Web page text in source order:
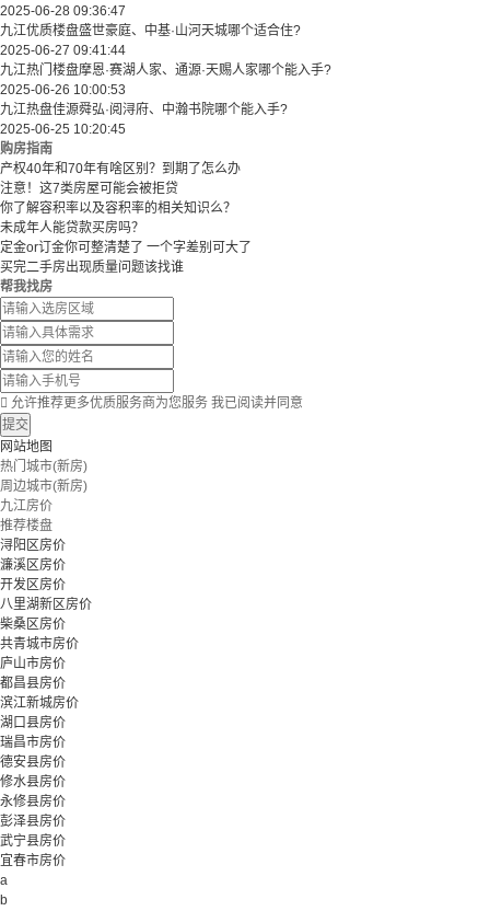
2025-06-28 09:36:47
九江优质楼盘盛世豪庭、中基·山河天城哪个适合住?
2025-06-27 09:41:44
九江热门楼盘摩恩·赛湖人家、通源·天赐人家哪个能入手?
2025-06-26 10:00:53
九江热盘佳源舜弘·阅浔府、中瀚书院哪个能入手?
2025-06-25 10:20:45
购房指南
产权40年和70年有啥区别？到期了怎么办
注意！这7类房屋可能会被拒贷
你了解容积率以及容积率的相关知识么？
未成年人能贷款买房吗？
定金or订金你可整清楚了 一个字差别可大了
买完二手房出现质量问题该找谁
帮我找房
 允许推荐更多优质服务商为您服务 我已阅读并同意
提交
网站地图
热门城市(新房)
周边城市(新房)
九江房价
推荐楼盘
浔阳区房价
濂溪区房价
开发区房价
八里湖新区房价
柴桑区房价
共青城市房价
庐山市房价
都昌县房价
滨江新城房价
湖口县房价
瑞昌市房价
德安县房价
修水县房价
永修县房价
彭泽县房价
武宁县房价
宜春市房价
a
b